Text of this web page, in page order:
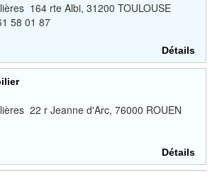
164 rte Albi, 31200 TOULOUSE
58 01 87
Détails
22 r Jeanne d'Arc, 76000 ROUEN
Détails